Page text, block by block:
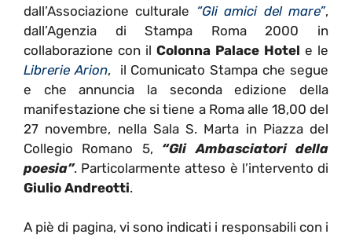
dall’Associazione culturale “Gli amici del mare”,
dall’Agenzia di Stampa Roma 2000 in
collaborazione con il Colonna Palace Hotel e le
Librerie Arion, il Comunicato Stampa che segue
e che annuncia la seconda edizione della
manifestazione che si tiene a Roma alle 18,00 del
27 novembre, nella Sala S. Marta in Piazza del
Collegio Romano 5, “Gli Ambasciatori della
poesia”. Particolarmente atteso è l’intervento di
Giulio Andreotti.
A piè di pagina, vi sono indicati i responsabili con i